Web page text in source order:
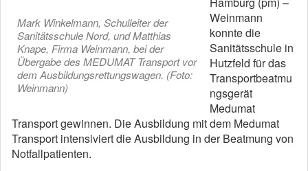
Mark Winkelmann, Schulleiter der
Sanitätsschule Nord, und Matthias
Knape, Firma Weinmann, bei der
Übergabe des MEDUMAT Transport vor
dem Ausbildungsrettungswagen. (Foto:
Weinmann)
Weinmann
konnte die
Sanitätsschule in
Hutzfeld für das
Transportbeatmu
ngsgerät
Medumat
Transport gewinnen. Die Ausbildung mit dem Medumat
Transport intensiviert die Ausbildung in der Beatmung von
Notfallpatienten.